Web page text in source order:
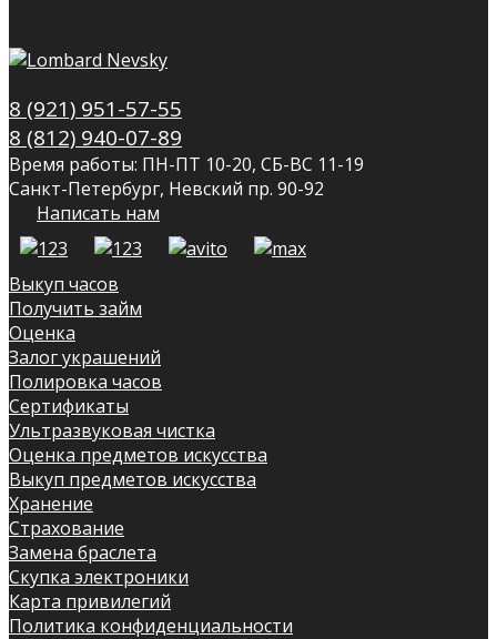
8 (921) 951-57-55
8 (812) 940-07-89
Время работы: ПН-ПТ 10-20, СБ-ВС 11-19
Санкт-Петербург, Невский пр. 90-92
Написать нам
Выкуп часов
Получить займ
Оценка
Залог украшений
Полировка часов
Сертификаты
Ультразвуковая чистка
Оценка предметов искусства
Выкуп предметов искусства
Хранение
Страхование
Замена браслета
Скупка электроники
Карта привилегий
Политика конфиденциальности